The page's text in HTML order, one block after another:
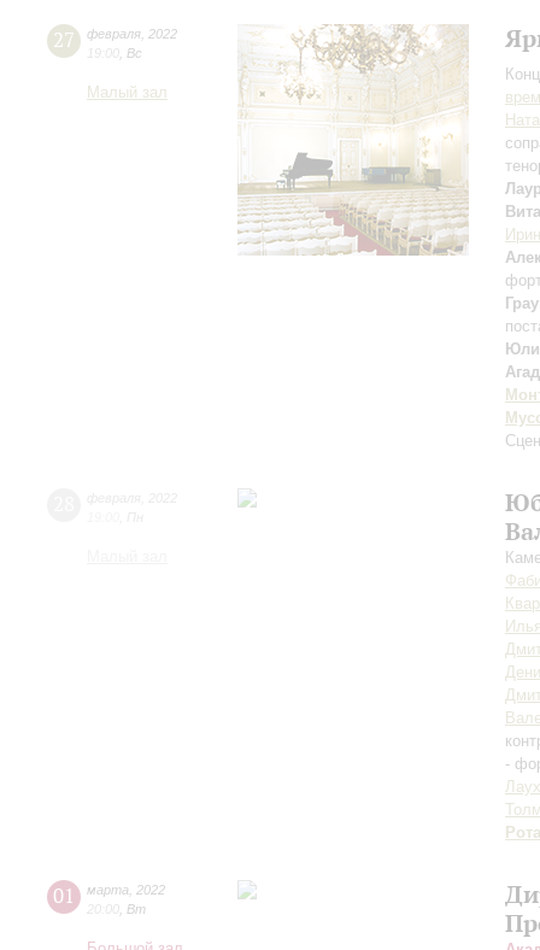
27 февраля 2022
19:00 Вс
Малый зал
-
Рота
01 марта
2022
20:00 Вт